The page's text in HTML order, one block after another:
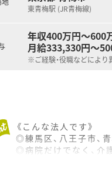
東青梅駅 (JR青梅線)
年収400万円～600
月給333,330円～
※ご経験・役職などにより
《こんな法人です》
◎練馬区、八王子市、
◎病院だけでなく、介
ex:演奏会、マグロ解